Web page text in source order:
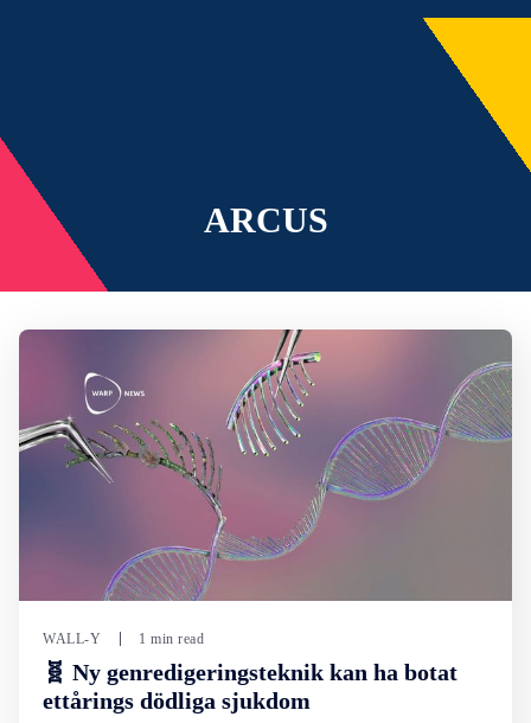
ARCUS
WALL-Y 1 min read
🧬 Ny genredigeringsteknik kan ha botat
ettårings dödliga sjukdom